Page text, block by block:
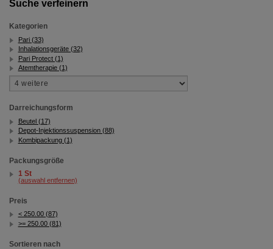
Suche verfeinern
Kategorien
Pari (33)
Inhalationsgeräte (32)
Pari Protect (1)
Atemtherapie (1)
Darreichungsform
Beutel (17)
Depot-Injektionssuspension (88)
Kombipackung (1)
Packungsgröße
1 St
(auswahl entfernen)
Preis
< 250.00 (87)
>= 250.00 (81)
Sortieren nach